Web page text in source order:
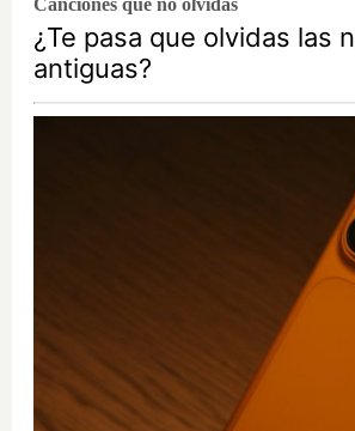
Canciones que no olvidas
¿Te pasa que olvidas las
antiguas?